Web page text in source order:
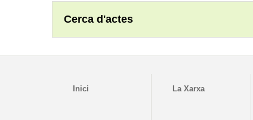
Cerca d'actes
Inici La Xarxa